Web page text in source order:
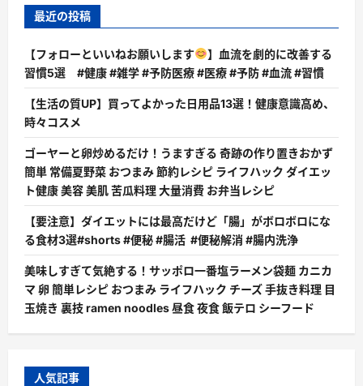
最近の投稿
【フォローといいねお願いします
】血流を劇的に改善する
習慣5選 #健康 #雑学 #予防医療 #医療 #予防 #血流 #習慣
【生活の質UP】買ってよかった日用品13選！健康意識高め、
時々コスメ
ゴーヤーと卵炒めるだけ！うますぎる 奇跡の作り置きおかず
簡単 常備夏野菜 おつまみ 節約レシピ ライフハック ダイエッ
ト健康 美容 美肌 苦瓜料理 大量消費 お弁当レシピ
【要注意】ダイエットには最高だけど「腸」がボロボロにな
る食材3選#shorts #便秘 #腸活 #便秘解消 #腸内洗浄
美味しすぎて気絶する！サッポロ一番塩ラーメン袋麺 カニカ
マ 卵 簡単レシピ おつまみ ライフハック チーズ 手抜き料理 目
玉焼き 裏技 ramen noodles 昼食 夜食 飯テロ シーフード
人気記事